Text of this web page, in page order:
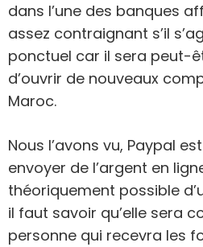
dans l’une des banques
assez contraignant s’il
ponctuel car il sera peut-
d’ouvrir de nouveaux
Maroc.
Nous l’avons vu, Paypal
envoyer de l’argent en
théoriquement possible
il faut savoir qu’elle sera
personne qui recevra les